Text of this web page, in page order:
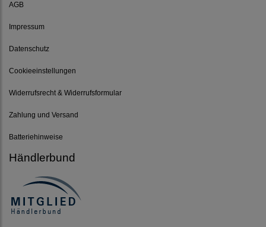
AGB
Impressum
Datenschutz
Cookieeinstellungen
Widerrufsrecht & Widerrufsformular
Zahlung und Versand
Batteriehinweise
Händlerbund